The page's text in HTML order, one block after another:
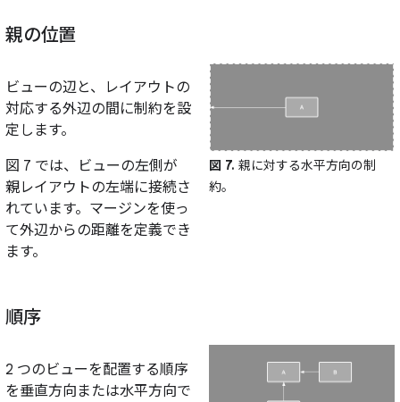
親の位置
ビューの辺と、レイアウトの
対応する外辺の間に制約を設
定します。
図 7 では、ビューの左側が
親レイアウトの左端に接続さ
れています。マージンを使っ
て外辺からの距離を定義でき
ます。
図 7. 親に対する水平方向の制
約。
順序
2 つのビューを配置する順序
を垂直方向または水平方向で